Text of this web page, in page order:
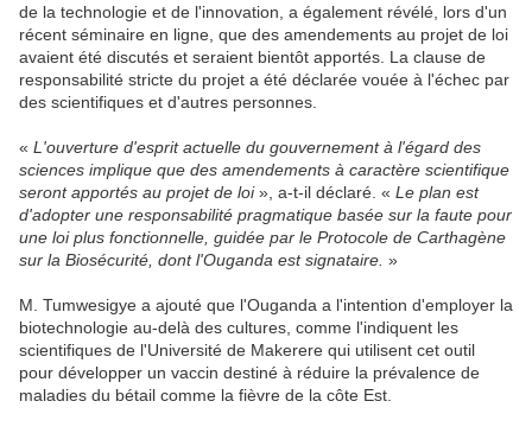
de la technologie et de l'innovation, a également révélé, lors d'un
récent séminaire en ligne, que des amendements au projet de loi
avaient été discutés et seraient bientôt apportés. La clause de
responsabilité stricte du projet a été déclarée vouée à l'échec par
des scientifiques et d'autres personnes.
« L'ouverture d'esprit actuelle du gouvernement à l'égard des
sciences implique que des amendements à caractère scientifique
seront apportés au projet de loi», a-t-il déclaré. « Le plan est
d'adopter une responsabilité pragmatique basée sur la faute pour
une loi plus fonctionnelle, guidée par le Protocole de Carthagène
sur la Biosécurité, dont l'Ouganda est signataire. »
M. Tumwesigye a ajouté que l'Ouganda a l'intention d'employer la
biotechnologie au-delà des cultures, comme l'indiquent les
scientifiques de l'Université de Makerere qui utilisent cet outil
pour développer un vaccin destiné à réduire la prévalence de
maladies du bétail comme la fièvre de la côte Est.